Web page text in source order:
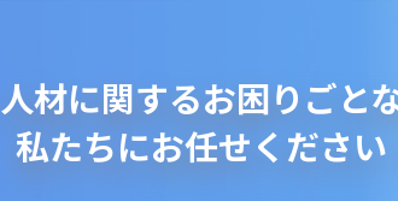
人材に関するお困りごと
私たちにお任せください